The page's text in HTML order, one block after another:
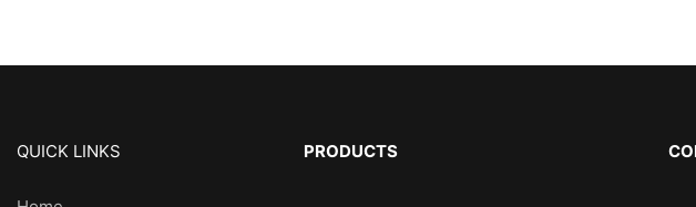
QUICK LINKS PRODUCTS